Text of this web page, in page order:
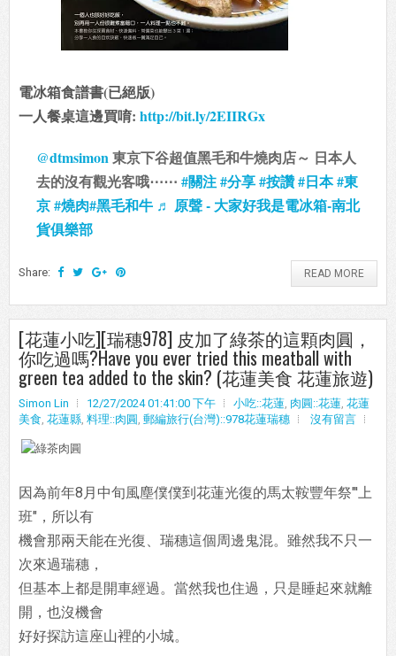
電冰箱食譜書(已絕版)
一人餐桌這邊買唷: http://bit.ly/2EIIRGx
@dtmsimon東京下谷超值黑毛和牛燒肉店～ 日本人
去的沒有觀光客哦⋯⋯ #關注#分享#按讚#日本#東
京#燒肉#黑毛和牛 ♬ 原聲 - 大家好我是電冰箱-南北
貨俱樂部
Share: READ MORE
[花蓮小吃][瑞穗978] 皮加了綠茶的這顆肉圓，
你吃過嗎?Have you ever tried this meatball with
green tea added to the skin? (花蓮美食 花蓮旅遊)
Simon Lin 12/27/2024 01:41:00 下午 小吃::花蓮, 肉圓::花蓮, 花蓮
美食, 花蓮縣, 料理::肉圓 , 郵編旅行(台灣)::978花蓮瑞穗 沒有留言
因為前年8月中旬風塵僕僕到花蓮光復的馬太鞍豐年祭"'上
班"，所以有
機會那兩天能在光復、瑞穗這個周邊鬼混。雖然我不只一
次來過瑞穗，
但基本上都是開車經過。當然我也住過，只是睡起來就離
開，也沒機會
好好探訪這座山裡的小城。